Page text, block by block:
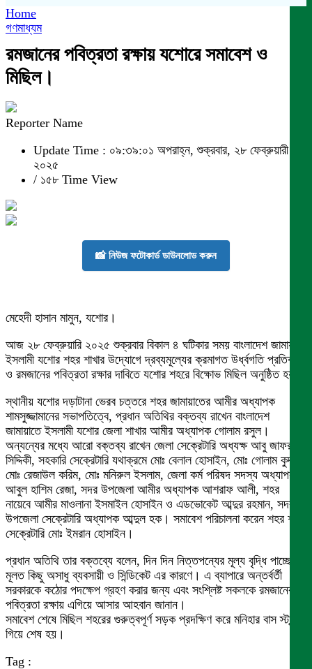
Home
গণমাধ্যম
রমজানের পবিত্রতা রক্ষায় যশোরে সমাবেশ ও
মিছিল।
Reporter Name
Update Time : ০৯:৩৯:০১ অপরাহ্ন, শুক্রবার, ২৮ ফেব্রুয়ারী
২০২৫
/ ১৫৮ Time View
📸 নিউজ ফটোকার্ড ডাউনলোড করুন
মেহেদী হাসান মামুন, যশোর।
আজ ২৮ ফেব্রুয়ারি ২০২৫ শুক্রবার বিকাল ৪ ঘটিকার সময় বাংলাদেশ জামায়াতে
ইসলামী যশোর শহর শাখার উদ্যোগে দ্রব্যমূল্যের ক্রমাগত উর্ধ্বগতি প্রতিবাদে
ও রমজানের পবিত্রতা রক্ষার দাবিতে যশোর শহরে বিক্ষোভ মিছিল অনুষ্ঠিত হয়।
স্থানীয় যশোর দড়াটানা ভেরব চত্তরে শহর জামায়াতের আমীর অধ্যাপক
শামসুজ্জামানের সভাপতিত্বে, প্রধান অতিথির বক্তব্য রাখেন বাংলাদেশ
জামায়াতে ইসলামী যশোর জেলা শাখার আমীর অধ্যাপক গোলাম রসুল।
অন্যন্যের মধ্যে আরো বক্তব্য রাখেন জেলা সেক্রেটারি অধ্যক্ষ আবু জাফর
সিদ্দিকী, সহকারি সেক্রেটারি যথাক্রমে মোঃ বেলাল হোসাইন, মোঃ গোলাম কুদ্দুস,
মোঃ রেজাউল করিম, মোঃ মনিরুল ইসলাম, জেলা কর্ম পরিষদ সদস্য অধ্যাপক
আবুল হাশিম রেজা, সদর উপজেলা আমীর অধ্যাপক আশরাফ আলী, শহর
নায়েবে আমীর মাওলানা ইসমাইল হোসাইন ও এডভোকেট আব্দুর রহমান, সদর
উপজেলা সেক্রেটারি অধ্যাপক আব্দুল হক। সমাবেশ পরিচালনা করেন শহর শাখা
সেক্রেটারি মোঃ ইমরান হোসাইন।
প্রধান অতিথি তার বক্তব্যে বলেন, দিন দিন নিত্তপন্যের মূল্য বৃদ্ধি পাচ্ছে
মূলত কিছু অসাধু ব্যবসায়ী ও সিন্ডিকেট এর কারণে। এ ব্যাপারে অন্তর্বর্তী
সরকারকে কঠোর পদক্ষেপ গ্রহণ করার জন্য এবং সংশ্লিষ্ট সকলকে রমজানের
পবিত্রতা রক্ষায় এগিয়ে আসার আহবান জানান।
সমাবেশ শেষে মিছিল শহরের গুরুত্বপূর্ণ সড়ক প্রদক্ষিণ করে মনিহার বাস স্টান্ডে
গিয়ে শেষ হয়।
Tag :